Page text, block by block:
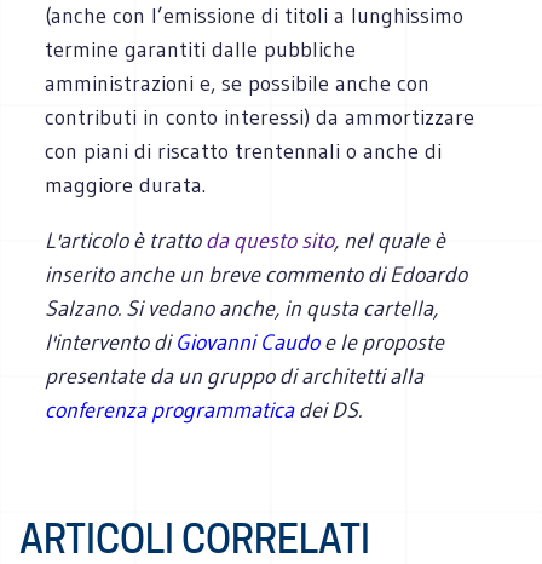
(anche con l’emissione di titoli a lunghissimo
termine garantiti dalle pubbliche
amministrazioni e, se possibile anche con
contributi in conto interessi) da ammortizzare
con piani di riscatto trentennali o anche di
maggiore durata.
L'articolo è trattoda questo sito, nel quale è
inserito anche un breve commento di Edoardo
Salzano. Si vedano anche, in qusta cartella,
l'intervento diGiovanni Caudoe le proposte
presentate da un gruppo di architetti alla
conferenza programmaticadei DS.
ARTICOLI CORRELATI